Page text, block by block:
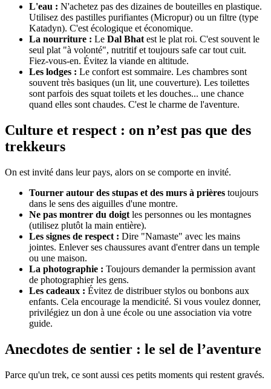
L'eau : N'achetez pas des dizaines de bouteilles en plastique.
Utilisez des pastilles purifiantes (Micropur) ou un filtre (type
Katadyn). C'est écologique et économique.
La nourriture : Le Dal Bhat est le plat roi. C'est souvent le
seul plat "à volonté", nutritif et toujours safe car tout cuit.
Fiez-vous-en. Évitez la viande en altitude.
Les lodges : Le confort est sommaire. Les chambres sont
souvent très basiques (un lit, une couverture). Les toilettes
sont parfois des squat toilets et les douches... une chance
quand elles sont chaudes. C'est le charme de l'aventure.
Culture et respect : on n’est pas que des
trekkeurs
On est invité dans leur pays, alors on se comporte en invité.
Tourner autour des stupas et des murs à prières toujours
dans le sens des aiguilles d'une montre.
Ne pas montrer du doigt les personnes ou les montagnes
(utilisez plutôt la main entière).
Les signes de respect : Dire "Namaste" avec les mains
jointes. Enlever ses chaussures avant d'entrer dans un temple
ou une maison.
La photographie : Toujours demander la permission avant
de photographier les gens.
Les cadeaux : Évitez de distribuer stylos ou bonbons aux
enfants. Cela encourage la mendicité. Si vous voulez donner,
privilégiez un don à une école ou une association via votre
guide.
Anecdotes de sentier : le sel de l’aventure
Parce qu'un trek, ce sont aussi ces petits moments qui restent gravés.